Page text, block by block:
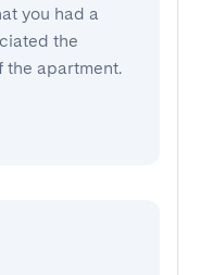
you had a
the
the apartment.